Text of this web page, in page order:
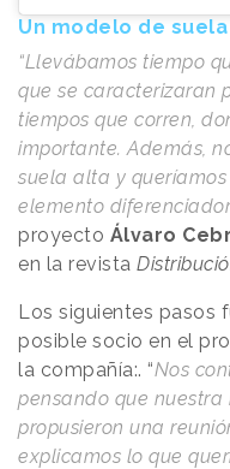
Un modelo de
“Llevábamos tiempo
que se caracterizaran
tiempos que corren,
importante. Además,
suela alta y
elemento
proyecto Álvaro
en la revista
Los siguientes pasos
posible socio en el
la compañía:. “Nos
pensando que
propusieron una
explicamos lo que